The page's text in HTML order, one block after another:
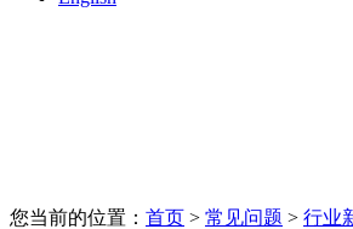
您当前的位置： 首页 > 常见问题 > 行业